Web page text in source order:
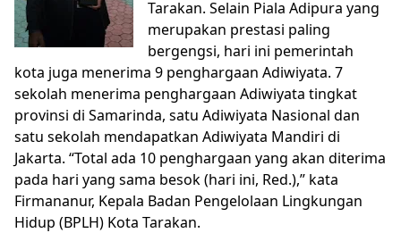
Tarakan. Selain Piala Adipura yang
merupakan prestasi paling
bergengsi, hari ini pemerintah
kota juga menerima 9 penghargaan Adiwiyata. 7
sekolah menerima penghargaan Adiwiyata tingkat
provinsi di Samarinda, satu Adiwiyata Nasional dan
satu sekolah mendapatkan Adiwiyata Mandiri di
Jakarta. “Total ada 10 penghargaan yang akan diterima
pada hari yang sama besok (hari ini, Red.),” kata
Firmananur, Kepala Badan Pengelolaan Lingkungan
Hidup (BPLH) Kota Tarakan.